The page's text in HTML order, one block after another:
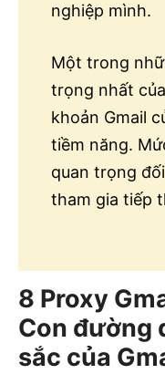
nghiệp mình.
Một trong
trọng nhất
khoản Gmail
tiềm năng.
quan trọng
tham gia tiếp
8 Proxy
Con đường
sắc của